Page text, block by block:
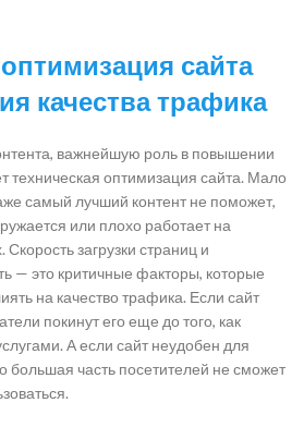
сайта
качества трафика
важнейшую роль в повышении
техническая оптимизация сайта. Мало
самый лучший контент не поможет,
или плохо работает на
загрузки страниц и
— это критичные факторы, которые
на качество трафика. Если сайт
покинут его еще до того, как
А если сайт неудобен для
большая часть посетителей не сможет